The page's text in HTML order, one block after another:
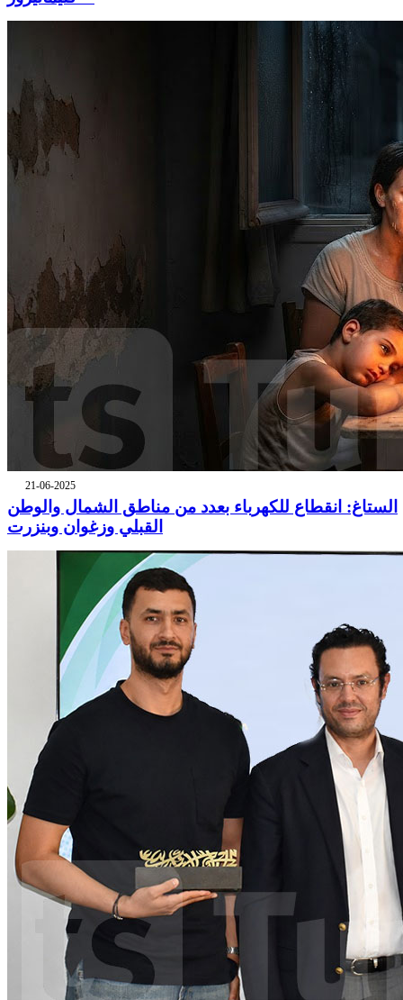
21-06-2025
الستاغ: انقطاع للكهرباء بعدد من مناطق الشمال والوطن
القبلي وزغوان وبنزرت